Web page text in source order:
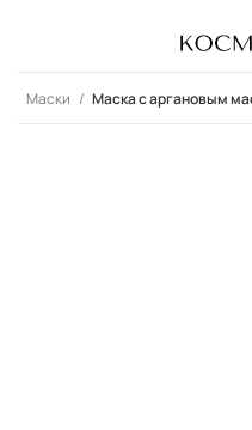
Маски Маска с аргановым